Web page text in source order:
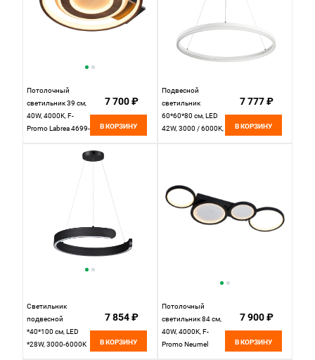
Потолочный
светильник 39 см,
40W, 4000K, F-
Promo Labrea 4699-
7 700 ₽
В КОРЗИНУ
Подвесной
светильник
60*60*80 см, LED
42W, 3000 / 6000K,
7 777 ₽
В КОРЗИНУ
Светильник
подвесной
*40*100 см, LED
*28W, 3000-6000K
7 854 ₽
В КОРЗИНУ
Потолочный
светильник 84 см,
40W, 4000K, F-
Promo Neumel
7 900 ₽
В КОРЗИНУ